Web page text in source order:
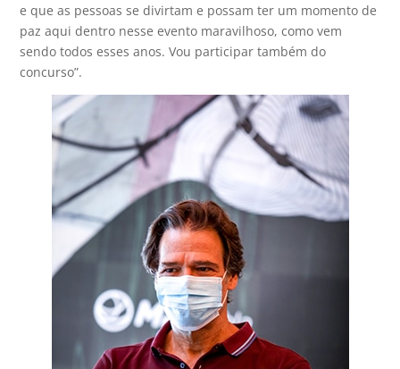
e que as pessoas se divirtam e possam ter um momento de
paz aqui dentro nesse evento maravilhoso, como vem
sendo todos esses anos. Vou participar também do
concurso”.